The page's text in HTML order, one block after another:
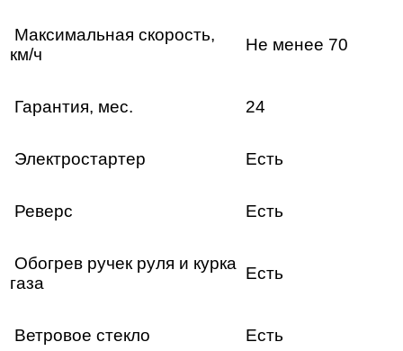
Максимальная скорость,
км/ч
Не менее 70
Гарантия, мес. 24
Электростартер Есть
Реверс Есть
Обогрев ручек руля и курка
газа
Есть
Ветровое стекло Есть